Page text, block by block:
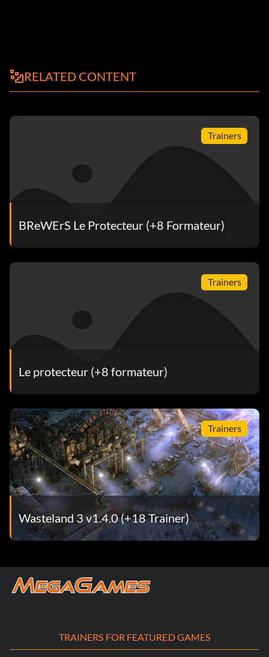
RELATED CONTENT
Trainers
BReWErS Le Protecteur (+8 Formateur)
Trainers
Le protecteur (+8 formateur)
Trainers
Wasteland 3 v1.4.0 (+18 Trainer)
TRAINERS FOR FEATURED GAMES